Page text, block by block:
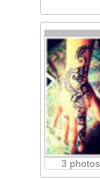
3 photos